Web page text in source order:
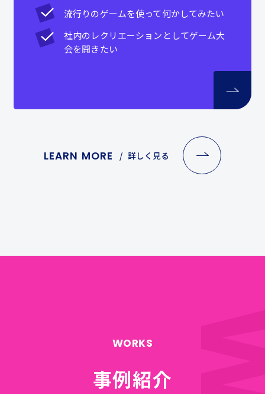
流行りのゲームを使って何かしてみたい
社内のレクリエーションとしてゲーム大
会を開きたい
LEARN MORE 詳しく見る
WORKS
事例紹介